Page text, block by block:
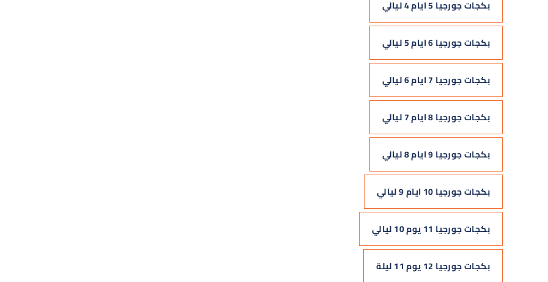
بكجات جورجيا 5 ايام 4 ليالي
بكجات جورجيا 6 ايام 5 ليالي
بكجات جورجيا 7 ايام 6 ليالي
بكجات جورجيا 8 ايام 7 ليالي
بكجات جورجيا 9 ايام 8 ليالي
بكجات جورجيا 10 ايام 9 ليالي
بكجات جورجيا 11 يوم 10 ليالي
بكجات جورجيا 12 يوم 11 ليلة